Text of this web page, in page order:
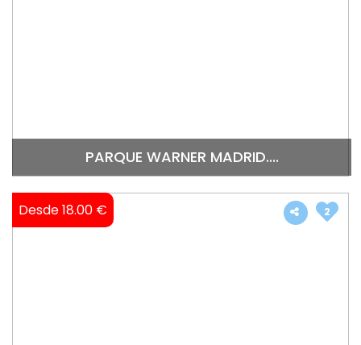
PARQUE WARNER MADRID....
Desde 18.00 € 2